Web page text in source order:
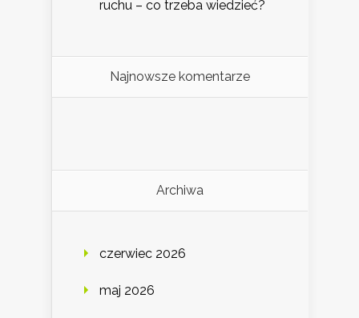
ruchu – co trzeba wiedzieć?
Najnowsze komentarze
Archiwa
czerwiec 2026
maj 2026